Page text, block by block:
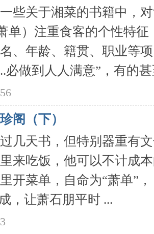
些关于湘菜的书籍中，
单）注重食客的个性特
、年龄、籍贯、职业等
必做到人人满意”，有的
阁（下）
几天书，但特别器重有
来吃饭，他可以不计成
开菜单，自命为“萧单”
，让萧石朋平时 ...